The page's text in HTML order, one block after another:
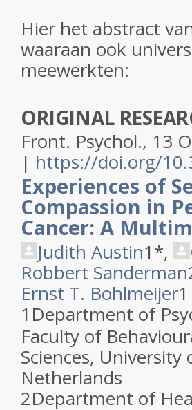
Hier het abstract
waaraan ook
meewerkten:
ORIGINAL
Front. Psychol., 13
| https://doi.org/
Experiences of
Compassion in
Cancer: A
Judith Austin1*,
Robbert Sanderman
Ernst T. Bohlmeijer1
1 Department of
Faculty of
Sciences,
Netherlands
2Department of